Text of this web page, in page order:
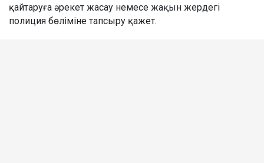
қайтаруға әрекет жасау немесе жақын жердегі
полиция бөліміне тапсыру қажет.